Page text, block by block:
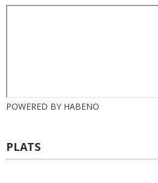
POWERED BY HABENO
PLATS